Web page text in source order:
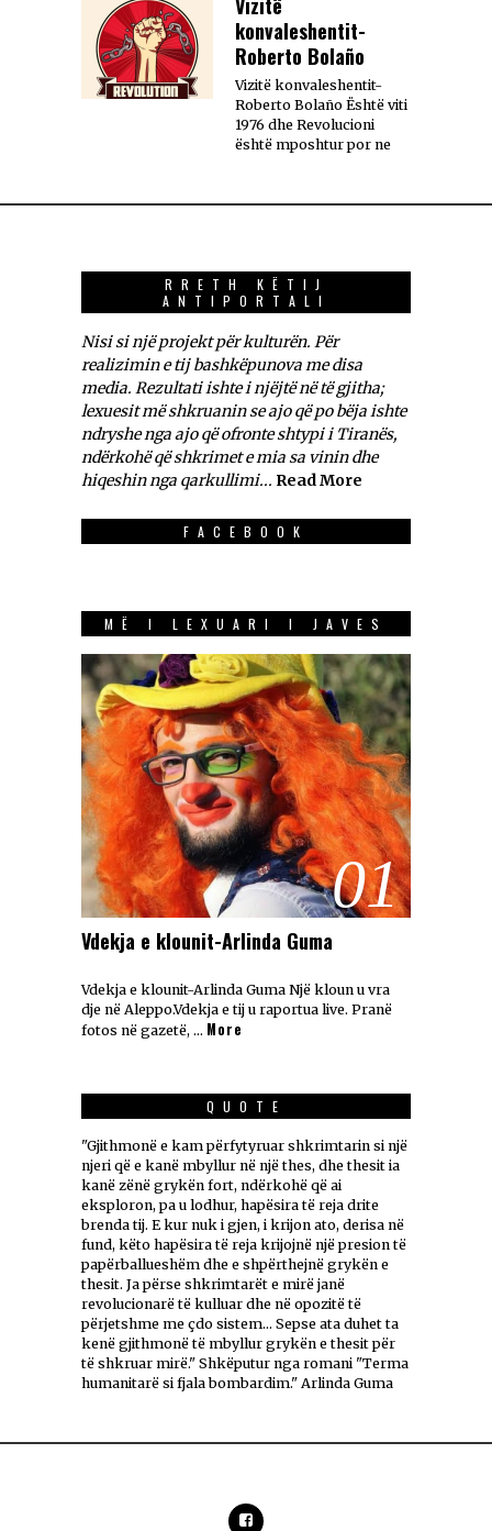
konvaleshentit-
Roberto Bolaño
Vizitë konvaleshentit-
Roberto Bolaño Është viti
1976 dhe Revolucioni
është mposhtur por ne
RRETH KËTIJ
ANTIPORTALI
Nisi si një projekt për kulturën. Për
realizimin e tij bashkëpunova me disa
media. Rezultati ishte i njëjtë në të gjitha;
lexuesit më shkruanin se ajo që po bëja ishte
ndryshe nga ajo që ofronte shtypi i Tiranës,
ndërkohë që shkrimet e mia sa vinin dhe
hiqeshin nga qarkullimi... Read More
FACEBOOK
MË I LEXUARI I JAVES
01
Vdekja e klounit-Arlinda Guma
Vdekja e klounit-Arlinda Guma Një kloun u vra
dje në Aleppo.Vdekja e tij u raportua live. Pranë
fotos në gazetë, … More
QUOTE
"Gjithmonë e kam përfytyruar shkrimtarin si një
njeri që e kanë mbyllur në një thes, dhe thesit ia
kanë zënë grykën fort, ndërkohë që ai
eksploron, pa u lodhur, hapësira të reja drite
brenda tij. E kur nuk i gjen, i krijon ato, derisa në
fund, këto hapësira të reja krijojnë një presion të
papërballueshëm dhe e shpërthejnë grykën e
thesit. Ja përse shkrimtarët e mirë janë
revolucionarë të kulluar dhe në opozitë të
përjetshme me çdo sistem... Sepse ata duhet ta
kenë gjithmonë të mbyllur grykën e thesit për
të shkruar mirë." Shkëputur nga romani "Terma
humanitarë si fjala bombardim." Arlinda Guma